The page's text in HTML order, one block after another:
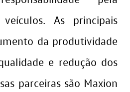
As principais
da produtividade
e redução dos
parceiras são Maxion